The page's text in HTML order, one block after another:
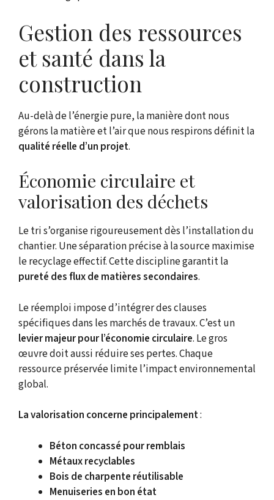
Gestion des ressources
et santé dans la
construction
Au-delà de l’énergie pure, la manière dont nous
gérons la matière et l’air que nous respirons définit la
qualité réelle d’un projet.
Économie circulaire et
valorisation des déchets
Le tri s’organise rigoureusement dès l’installation du
chantier. Une séparation précise à la source maximise
le recyclage effectif. Cette discipline garantit la
pureté des flux de matières secondaires.
Le réemploi impose d’intégrer des clauses
spécifiques dans les marchés de travaux. C’est un
levier majeur pour l’économie circulaire. Le gros
œuvre doit aussi réduire ses pertes. Chaque
ressource préservée limite l’impact environnemental
global.
La valorisation concerne principalement:
Béton concassé pour remblais
Métaux recyclables
Bois de charpente réutilisable
Menuiseries en bon état